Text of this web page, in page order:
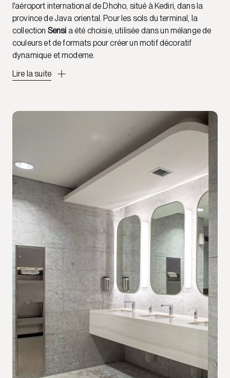
l'aéroport international de Dhoho, situé à Kediri, dans la
province de Java oriental. Pour les sols du terminal, la
collection Sensi a été choisie, utilisée dans un mélange de
couleurs et de formats pour créer un motif décoratif
dynamique et moderne.
Lire la suite